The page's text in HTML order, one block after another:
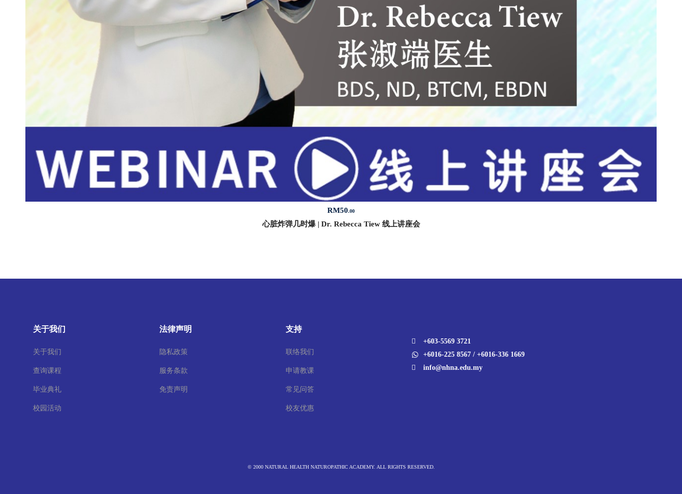
RM50.00
心脏炸弹几时爆 | Dr. Rebecca Tiew 线上讲座会
关于我们
关于我们
查询课程
毕业典礼
校园活动
法律声明
隐私政策
服务条款
免责声明
支持
联络我们
申请教课
常见问答
校友优惠
+603-5569 3721
+6016-225 8567 / +6016-336 1669
info@nhna.edu.my
© 2000 NATURAL HEALTH NATUROPATHIC ACADEMY. ALL RIGHTS RESERVED.